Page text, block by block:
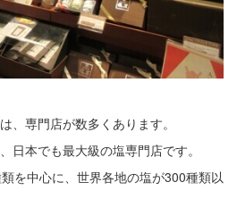
、専門店が数多くあります。
日本でも最大級の塩専門店です。
を中心に、世界各地の塩が300種類以